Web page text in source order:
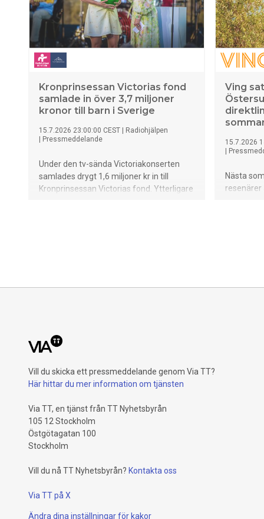
vänner.
Kronprinsessan Victorias fond
samlade in över 3,7 miljoner
kronor till barn i Sverige
15.7.2026 23:00:00 CEST
Radiohjälpen
Pressmeddelande
Under den tv-sända Victoriakonserten
samlades drygt 1,6 miljoner kr in till
Kronprinsessan Victorias fond. Ytterligare
Ving
15.7.2026
Nästa
resenärer
familjer,
Vill du skicka ett pressmeddelande genom Via TT?
Här hittar du mer information om tjänsten
Via TT, en tjänst från TT Nyhetsbyrån
105 12 Stockholm
Östgötagatan 100
Stockholm
Vill du nå TT Nyhetsbyrån? Kontakta oss
Via TT på X
Ändra dina inställningar för kakor